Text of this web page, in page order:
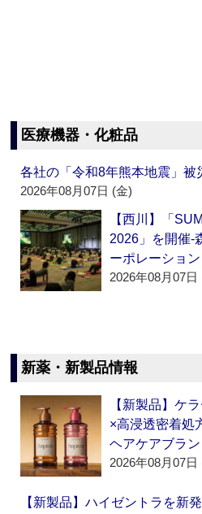
医療機器・化粧品
各社の「令和8年熊本地震」被
2026年08月07日 (金)
【西川】「
2026」を開催‐
ーポレーショ
2026年08月07日
新薬・新製品情報
【新製品】ケ
×高浸透密着処
ヘアケアブラ
2026年08月07日
【新製品】ハイゼントラを新